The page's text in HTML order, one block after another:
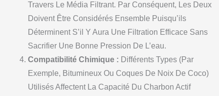
Travers Le Média Filtrant. Par Conséquent, Les Deux
Doivent Être Considérés Ensemble Puisqu’ils
Déterminent S’il Y Aura Une Filtration Efficace Sans
Sacrifier Une Bonne Pression De L’eau.
Compatibilité Chimique : Différents Types (par
Exemple, Bitumineux Ou Coques De Noix De Coco)
Utilisés Affectent La Capacité Du Charbon Actif